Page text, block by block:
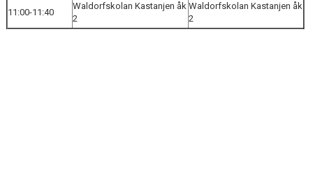
11:00-11:40
Waldorfskolan Kastanjen åk
2
Waldorfskolan Kastanjen åk
2